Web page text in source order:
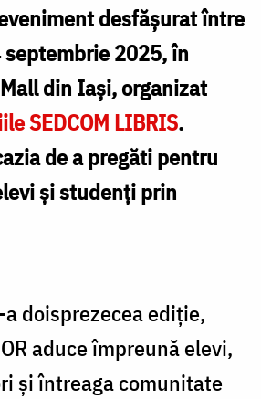
desfășurat între
2025, în
din Iași, organizat
SEDCOM LIBRIS.
de a pregăti pentru
și studenți prin
doisprezecea ediție,
aduce împreună elevi,
și întreaga comunitate